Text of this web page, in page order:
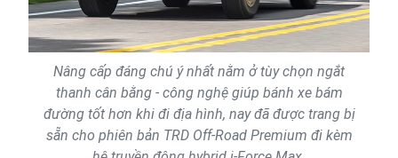
Nâng cấp đáng chú ý nhất nằm ở tùy chọn ngắt
thanh cân bằng - công nghệ giúp bánh xe bám
đường tốt hơn khi đi địa hình, nay đã được trang bị
sẵn cho phiên bản TRD Off-Road Premium đi kèm